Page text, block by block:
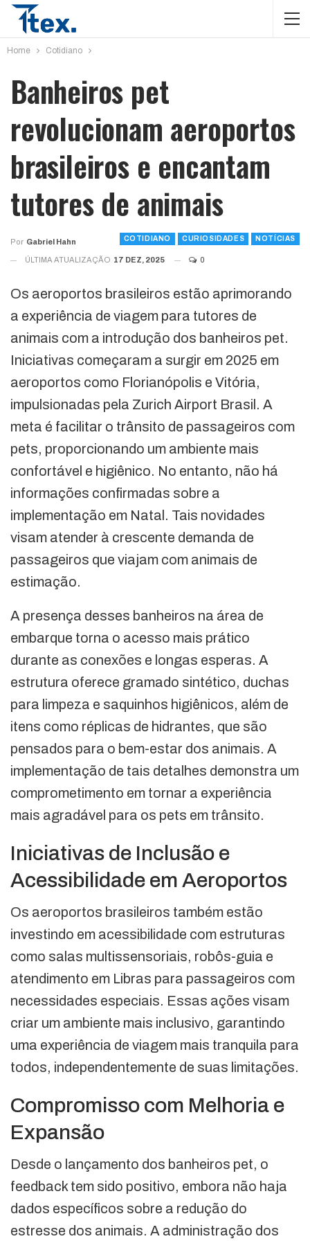
Home Cotidiano
Banheiros pet
revolucionam aeroportos
brasileiros e encantam
tutores de animais
COTIDIANO CURIOSIDADES NOTÍCIAS
Por Gabriel Hahn
ÚLTIMA ATUALIZAÇÃO 17 DEZ, 2025 0
Os aeroportos brasileiros estão aprimorando
a experiência de viagem para tutores de
animais com a introdução dos banheiros pet.
Iniciativas começaram a surgir em 2025 em
aeroportos como Florianópolis e Vitória,
impulsionadas pela Zurich Airport Brasil. A
meta é facilitar o trânsito de passageiros com
pets, proporcionando um ambiente mais
confortável e higiênico. No entanto, não há
informações confirmadas sobre a
implementação em Natal. Tais novidades
visam atender à crescente demanda de
passageiros que viajam com animais de
estimação.
A presença desses banheiros na área de
embarque torna o acesso mais prático
durante as conexões e longas esperas. A
estrutura oferece gramado sintético, duchas
para limpeza e saquinhos higiênicos, além de
itens como réplicas de hidrantes, que são
pensados para o bem-estar dos animais. A
implementação de tais detalhes demonstra um
comprometimento em tornar a experiência
mais agradável para os pets em trânsito.
Iniciativas de Inclusão e
Acessibilidade em Aeroportos
Os aeroportos brasileiros também estão
investindo em acessibilidade com estruturas
como salas multissensoriais, robôs-guia e
atendimento em Libras para passageiros com
necessidades especiais. Essas ações visam
criar um ambiente mais inclusivo, garantindo
uma experiência de viagem mais tranquila para
todos, independentemente de suas limitações.
Compromisso com Melhoria e
Expansão
Desde o lançamento dos banheiros pet, o
feedback tem sido positivo, embora não haja
dados específicos sobre a redução do
estresse dos animais. A administração dos